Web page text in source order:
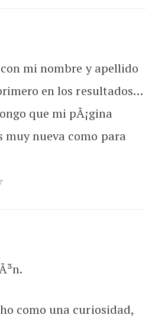
mi nombre y apellido
en los resultados…
que mi pÃ¡gina
muy nueva como para
como una curiosidad,